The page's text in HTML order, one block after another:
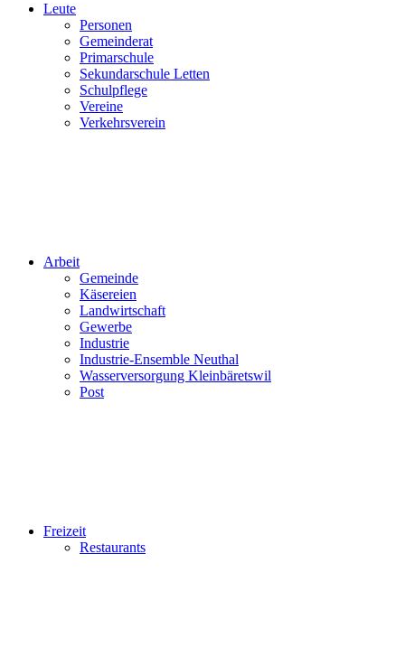
Leute
Personen
Gemeinderat
Primarschule
Sekundarschule Letten
Schulpflege
Vereine
Verkehrsverein
Arbeit
Gemeinde
Käsereien
Landwirtschaft
Gewerbe
Industrie
Industrie-Ensemble Neuthal
Wasserversorgung Kleinbäretswil
Post
Freizeit
Restaurants